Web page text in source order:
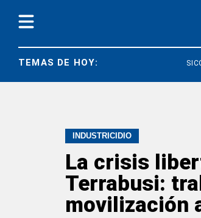
TEMAS DE HOY:
INDUSTRICIDIO
La crisis
Terrabusi:
movilización